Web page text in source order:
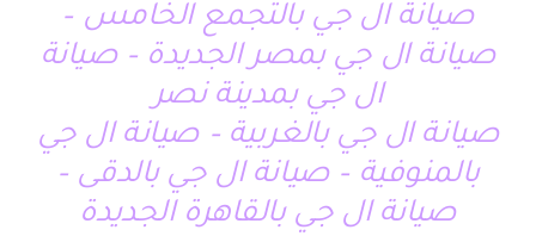
صيانة ال جي بالتجمع الخامس –
صيانة ال جي بمصر الجديدة – صيانة
ال جي بمدينة نصر
صيانة ال جي بالغربية – صيانة ال جي
بالمنوفية – صيانة ال جي بالدقى –
صيانة ال جي بالقاهرة الجديدة